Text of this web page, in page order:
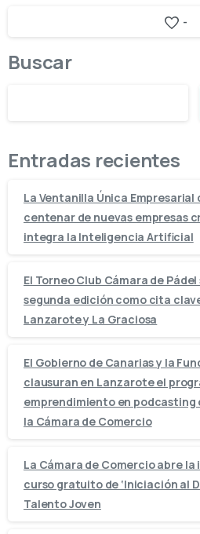
-
Buscar
Entradas recientes
La Ventanilla Única Empresarial
centenar de nuevas empresas
integra la Inteligencia Artificial
El Torneo Club Cámara de
segunda edición como cita
Lanzarote y La Graciosa
El Gobierno de Canarias y la
clausuran en Lanzarote el
emprendimiento en podcasting
la Cámara de Comercio
La Cámara de Comercio abre
curso gratuito de ‘Iniciación al
Talento Joven